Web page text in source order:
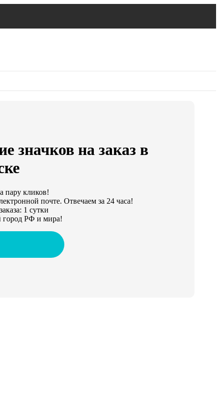
значков на заказ в
пару кликов!
почте. Отвечаем за 24 часа!
1 сутки
РФ и мира!